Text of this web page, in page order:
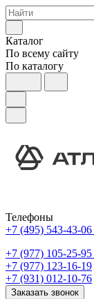
Каталог
По всему сайту
По каталогу
Телефоны
+7 (495) 543-43-06
+7 (977) 105-25-95
+7 (977) 123-16-19
+7 (931) 012-10-76
Заказать звонок